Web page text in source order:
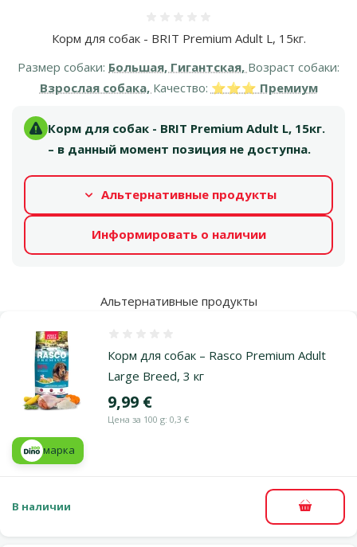
Корм для собак - BRIT Premium Adult L, 15кг.
Размер собаки: Большая, Гигантская, Возраст собаки:
Взрослая собака, Качество: ⭐⭐⭐ Премиум
Корм для собак - BRIT Premium Adult L, 15кг.
– в данный момент позиция не доступна.
Альтернативные продукты
Информировать о наличии
Альтернативные продукты
Корм для собак – Rasco Premium Adult
Large Breed, 3 кг
Цена
9,99 €
Цена за 100 g: 0,3 €
марка
В наличии В